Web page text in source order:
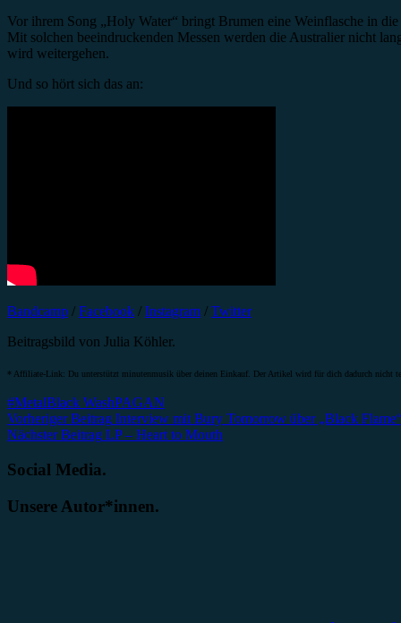
Vor ihrem Song „Holy Water“ bringt Brumen eine Weinflasche in
Mit solchen beeindruckenden Messen werden die Australier nicht
wird weitergehen.
Und so hört sich das an:
Bandcamp / Facebook / Instagram / Twitter
Beitragsbild von Julia Köhler.
* Affiliate-Link: Du unterstützt minutenmusik über deinen Einkauf. Der Artikel wird für dich dadurch nicht
#MetalBlack WashPAGAN
Beitragsnavigation
Vorheriger Beitrag Interview mit Bury Tomorrow über „Black
Nächster Beitrag LP – Heart to Mouth
Social Media.
Unsere Autor*innen.